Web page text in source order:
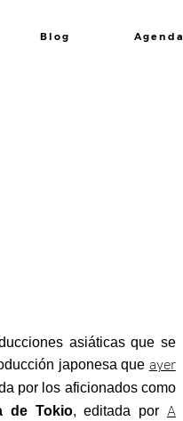
Blog Agenda
asiáticas que se
japonesa que ayer
por los aficionados como
de Tokio, editada por A